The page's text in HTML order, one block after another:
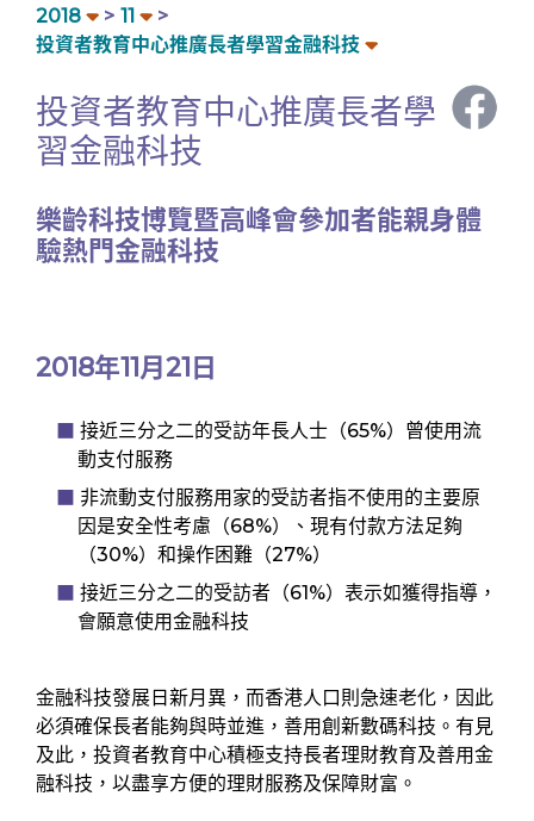
2018
11
投資者教育中心推廣長者學習金融科技
投資者教育中心推廣長者學
習金融科技
樂齡科技博覽暨高峰會參加者能親身體
驗熱門金融科技
2018年11月21日
接近三分之二的受訪年長人士（65%）曾使用流
動支付服務
非流動支付服務用家的受訪者指不使用的主要原
因是安全性考慮（68%）、現有付款方法足夠
（30%）和操作困難（27%）
接近三分之二的受訪者（61%）表示如獲得指導，
會願意使用金融科技
金融科技發展日新月異，而香港人口則急速老化，因此
必須確保長者能夠與時並進，善用創新數碼科技。有見
及此，投資者教育中心積極支持長者理財教育及善用金
融科技，以盡享方便的理財服務及保障財富。